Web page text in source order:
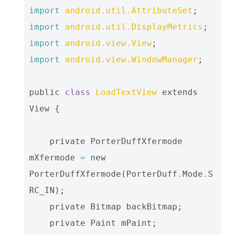
import
android.util.AttributeSet ;
import
android.util.DisplayMetrics ;
import
android.view.View;
import
android.view.WindowManager ;
public class LoadTextView extends
View {
private
PorterDuffXfermode
mXfermode =
new
PorterDuffXfermode ( PorterDuff . Mode . S
RC_IN );
private
Bitmap backBitmap ;
private
Paint mPaint ;